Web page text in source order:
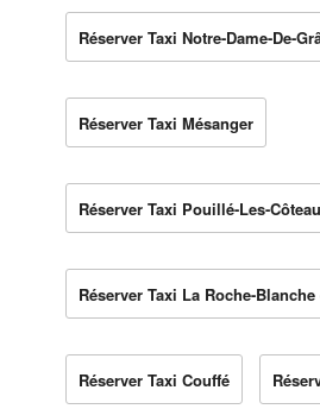
Réserver Taxi Notre-Dame-De-
Réserver Taxi Mésanger
Réserver Taxi Pouillé-Les-
Réserver Taxi La Roche-Blanche
Réserver Taxi Couffé